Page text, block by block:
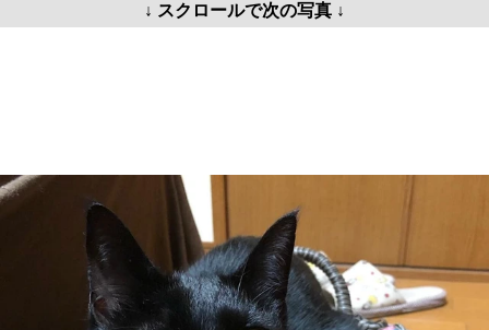
↓ スクロールで次の写真 ↓